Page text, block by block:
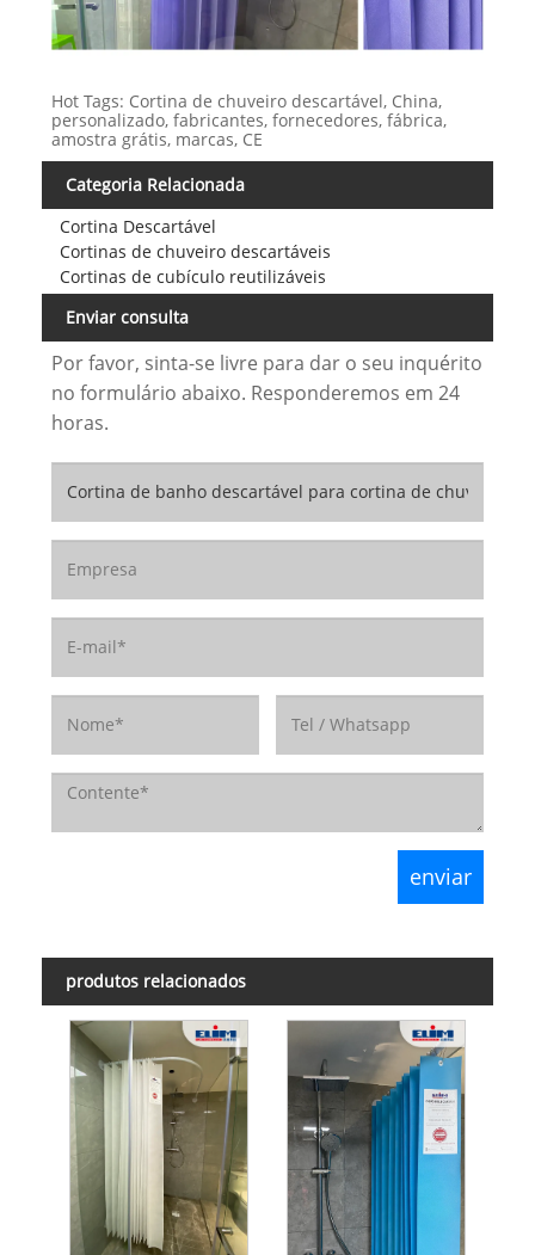
Hot Tags: Cortina de chuveiro descartável, China,
personalizado, fabricantes, fornecedores, fábrica,
amostra grátis, marcas, CE
Categoria Relacionada
Cortina Descartável
Cortinas de chuveiro descartáveis
Cortinas de cubículo reutilizáveis
Enviar consulta
Por favor, sinta-se livre para dar o seu inquérito
no formulário abaixo. Responderemos em 24
horas.
produtos relacionados